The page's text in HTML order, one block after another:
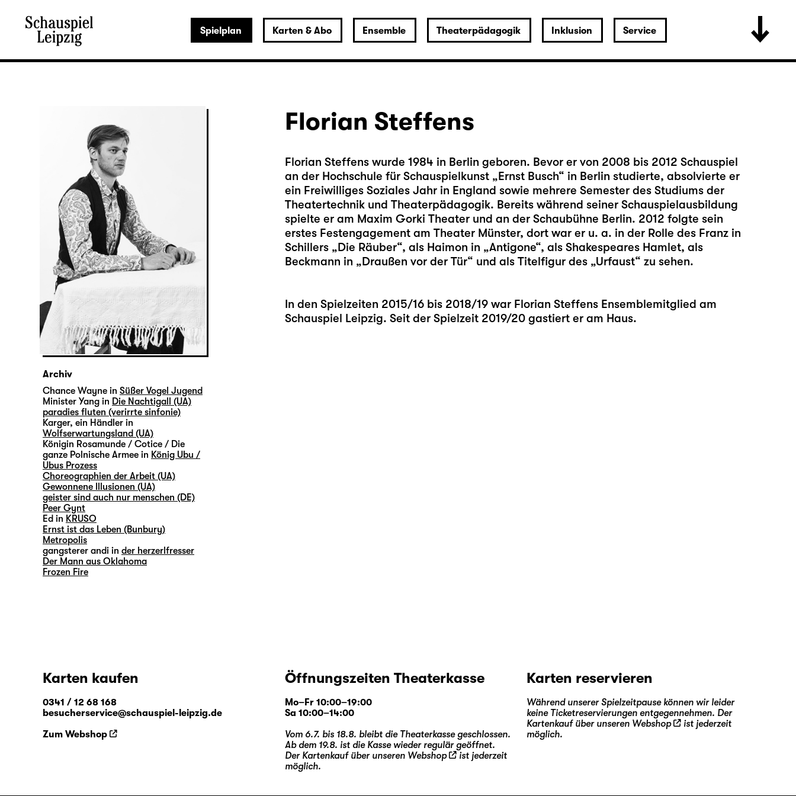
Spielplan Karten & Abo Ensemble Theaterpädagogik Inklusion Service
Florian Steffens
Florian Steffens wurde 1984 in Berlin geboren. Bevor er von 2008 bis 2012 Schauspiel
an der Hochschule für Schauspielkunst „Ernst Busch“ in Berlin studierte, absolvierte er
ein Freiwilliges Soziales Jahr in England sowie mehrere Semester des Studiums der
Theatertechnik und Theaterpädagogik. Bereits während seiner Schauspielausbildung
spielte er am Maxim Gorki Theater und an der Schaubühne Berlin. 2012 folgte sein
erstes Festengagement am Theater Münster, dort war er u. a. in der Rolle des Franz in
Schillers „Die Räuber“, als Haimon in „Antigone“, als Shakespeares Hamlet, als
Beckmann in „Draußen vor der Tür“ und als Titelfigur des „Urfaust“ zu sehen.
In den Spielzeiten 2015/16 bis 2018/19 war Florian Steffens Ensemblemitglied am
Schauspiel Leipzig. Seit der Spielzeit 2019/20 gastiert er am Haus.
Archiv
Chance Wayne in Süßer Vogel Jugend
Minister Yang in Die Nachtigall (UA)
paradies fluten (verirrte sinfonie)
Karger, ein Händler in
Wolfserwartungsland (UA)
Königin Rosamunde / Cotice / Die
ganze Polnische Armee in König Ubu /
Ubus Prozess
Choreographien der Arbeit (UA)
Gewonnene Illusionen (UA)
geister sind auch nur menschen (DE)
Peer Gynt
Ed in KRUSO
Ernst ist das Leben (Bunbury)
Metropolis
gangsterer andi in der herzerlfresser
Der Mann aus Oklahoma
Frozen Fire
Karten kaufen
0341 / 12 68 168
besucherservice@schauspiel-leipzig.de
Zum Webshop
Öffnungszeiten Theaterkasse
Mo–Fr 10:00–19:00
Sa 10:00–14:00
Vom 6.7. bis 18.8. bleibt die Theaterkasse geschlossen.
Ab dem 19.8. ist die Kasse wieder regulär geöffnet.
Der Kartenkauf über unseren Webshop
ist jederzeit
möglich.
Karten reservieren
Während unserer Spielzeitpause können wir leider
keine Ticketreservierungen entgegennehmen. Der
Kartenkauf über unseren Webshop
ist jederzeit
möglich.